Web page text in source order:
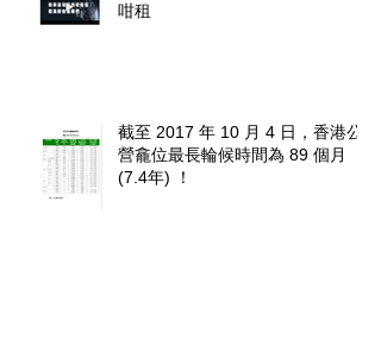
咁租
截至 2017 年 10 月 4 日，香港公
營龕位最長輪候時間為 89 個月
(7.4年) ！